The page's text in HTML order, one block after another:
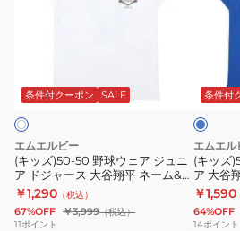
ェ
ア
ジ
ュ
ニ
ア
ド
条件付クーポン SALE
エムエルビー
(キッズ)50-50 野球ウェア ジュニ
ア ドジャース 大谷翔平 ネーム&ナ
ンバー Tシャツ ホワイト ML01-
24FW-0005-WHT-JR
￥1,290 （税込）
67%OFF ￥3,999（税込）
11ポイント
ェ
ア
ジ
ュ
ニ
ア
大
条件付
ル
ー
エムエル
(キッズ
ア 大谷
MLB
24FW-
￥1,590
64%OFF
14ポイント